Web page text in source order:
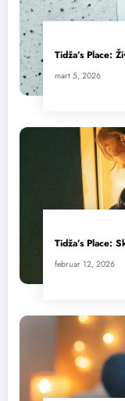
Tidža’s Place:
mart 5, 2026
Tidža’s Place:
februar 12, 2026